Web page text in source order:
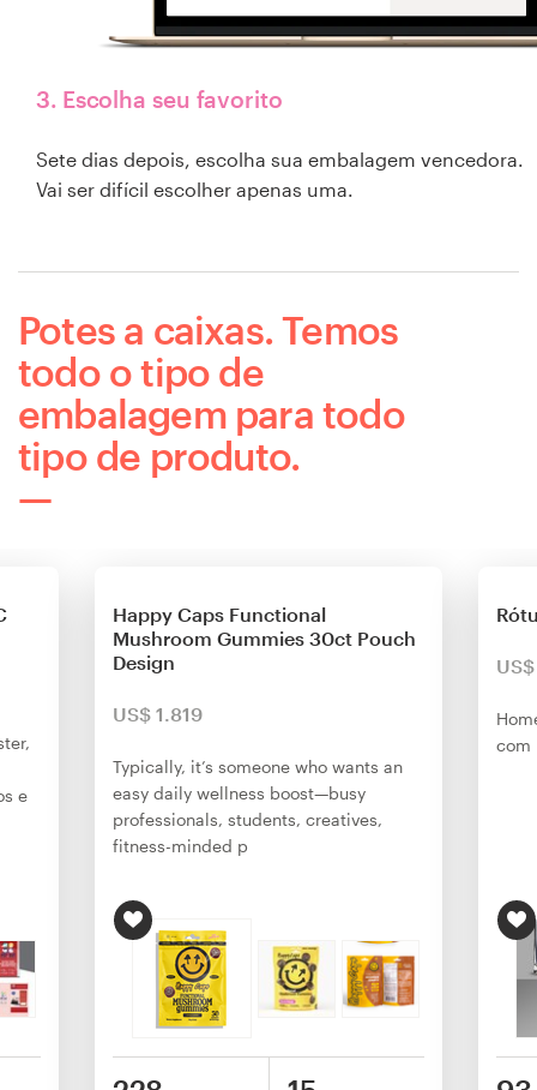
3. Escolha seu favorito
Sete dias depois, escolha sua embalagem vencedora.
Vai ser difícil escolher apenas uma.
Potes a caixas. Temos
todo o tipo de
embalagem para todo
tipo de produto.
e
Happy Caps Functional
Mushroom Gummies 30ct Pouch
Design
US$ 1.819
Typically, it’s someone who wants an
easy daily wellness boost—busy
professionals, students, creatives,
fitness-minded p
com